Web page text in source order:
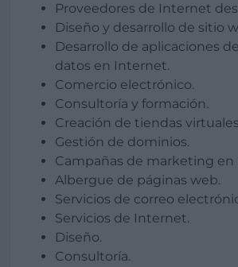
Proveedores de Internet
Diseño y desarrollo de sitio
Desarrollo de aplicaciones
datos en Internet.
Comercio electrónico.
Consultoría y formación.
Creación de tiendas
Gestión de dominios.
Campañas de marketing
Albergue de páginas web.
Servicios de correo
Servicios de Internet.
Diseño.
Consultoría.